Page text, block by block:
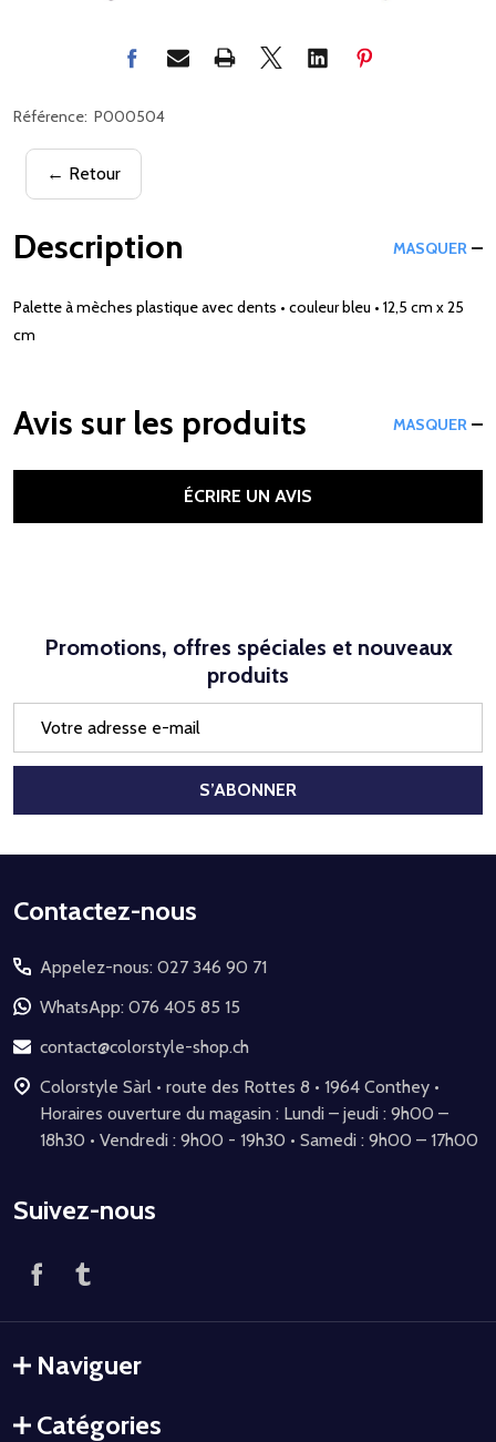
Référence: P000504
← Retour
Description MASQUER
Palette à mèches plastique avec dents • couleur bleu • 12,5 cm x 25
cm
Avis sur les produits MASQUER
ÉCRIRE UN AVIS
Promotions, offres spéciales et nouveaux
produits
mail
S’ABONNER
Début
pied
de
page
Contactez-nous
Appelez-nous: 027 346 90 71
WhatsApp: 076 405 85 15
contact@colorstyle-shop.ch
Colorstyle Sàrl • route des Rottes 8 • 1964 Conthey •
Horaires ouverture du magasin : Lundi – jeudi : 9h00 –
18h30 • Vendredi : 9h00 - 19h30 • Samedi : 9h00 – 17h00
Suivez-nous
Naviguer
Catégories